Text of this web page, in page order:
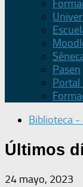
Pasen
Portal
Biblioteca
Últimos
24 mayo, 2023